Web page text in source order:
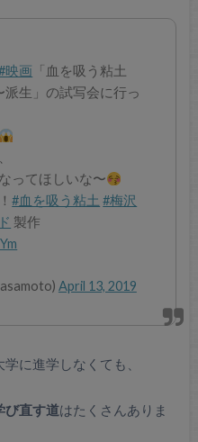
映画 「血を吸う粘土
生」の試写会に行っ
ってほしいな〜
#血を吸う粘土 #梅沢
製作
April 13, 2019
に進学しなくても、
び直す道はたくさんありま